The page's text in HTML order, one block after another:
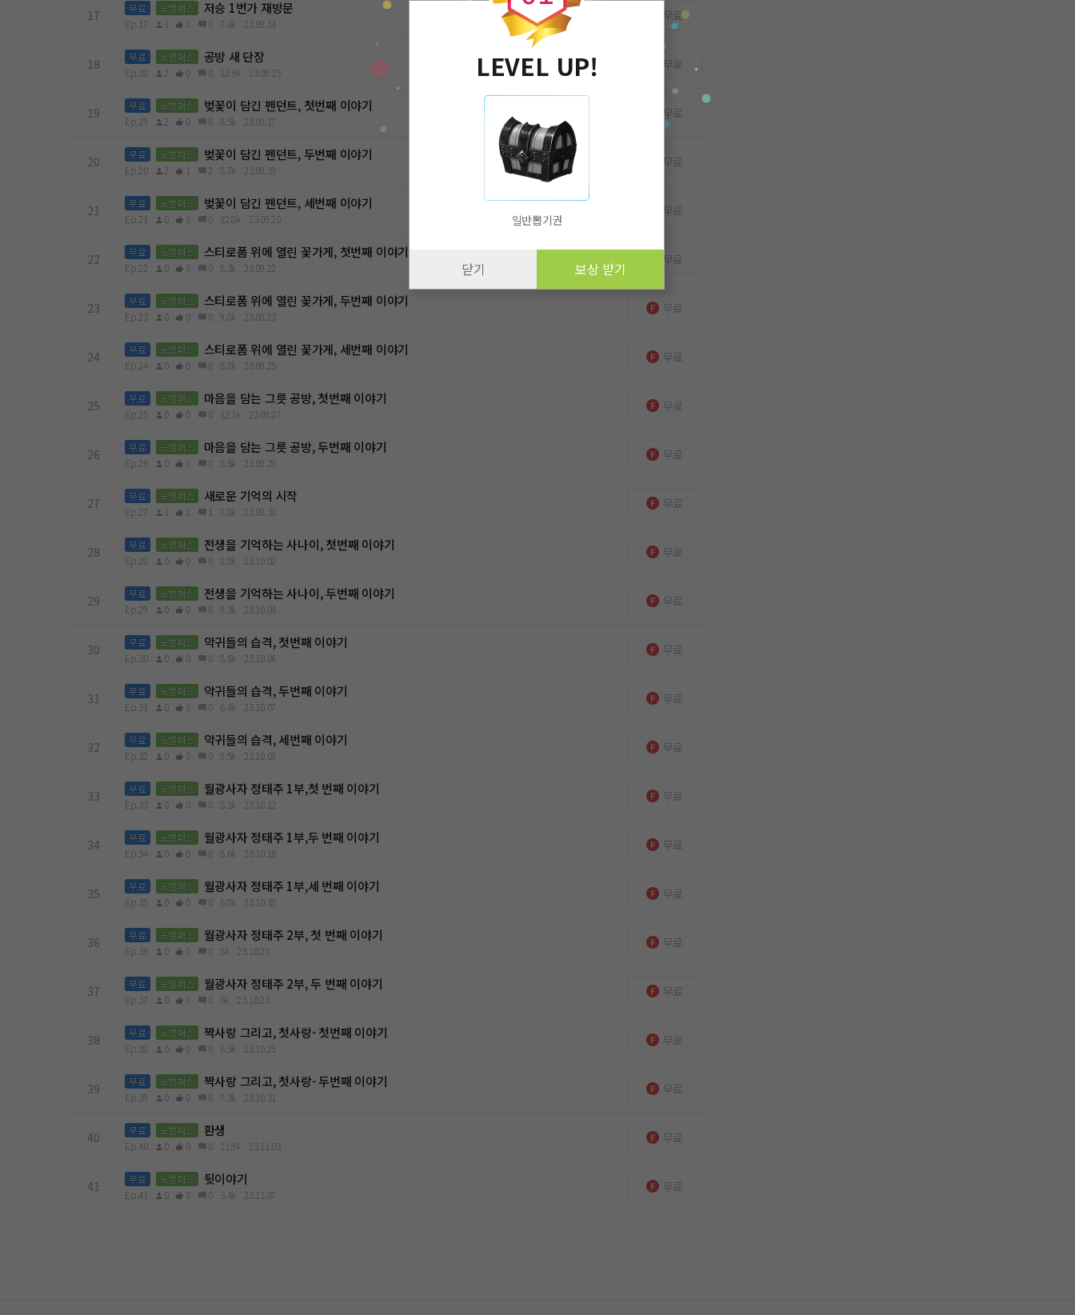
17 무료 노벨패스 저승 1번가 재방문
Ep.17 1 0 0 7.4k 23.09.14
무료
18 무료 노벨패스 공방 새 단장
Ep.18 2 0 0 12.6k 23.09.15
무료
19 무료 노벨패스 벚꽃이 담긴 펜던트, 첫번째 이야기
Ep.19 2 0 0 8.5k 23.09.17
무료
20 무료 노벨패스 벚꽃이 담긴 펜던트, 두번째 이야기
Ep.20 2 1 2 8.7k 23.09.19
무료
21 무료 노벨패스 벚꽃이 담긴 펜던트, 세번째 이야기
Ep.21 0 0 0 12.8k 23.09.20
무료
22 무료 노벨패스 스티로폼 위에 열린 꽃가게, 첫번째 이야기
Ep.22 0 0 0 8.3k 23.09.22
무료
23 무료 노벨패스 스티로폼 위에 열린 꽃가게, 두번째 이야기
Ep.23 0 0 0 9.8k 23.09.23
무료
24 무료 노벨패스 스티로폼 위에 열린 꽃가게, 세번째 이야기
Ep.24 0 0 0 8.2k 23.09.25
무료
25 무료 노벨패스 마음을 담는 그릇 공방, 첫번째 이야기
Ep.25 0 0 0 12.1k 23.09.27
무료
26 무료 노벨패스 마음을 담는 그릇 공방, 두번째 이야기
Ep.26 0 0 0 8.6k 23.09.29
무료
27 무료 노벨패스 새로운 기억의 시작
Ep.27 1 1 1 8.8k 23.09.30
무료
28 무료 노벨패스 전생을 기억하는 사나이, 첫번째 이야기
Ep.28 0 0 0 8.8k 23.10.02
무료
29 무료 노벨패스 전생을 기억하는 사나이, 두번째 이야기
Ep.29 0 0 0 9.3k 23.10.04
무료
30 무료 노벨패스 악귀들의 습격, 첫번째 이야기
Ep.30 0 0 0 8.6k 23.10.06
무료
31 무료 노벨패스 악귀들의 습격, 두번째 이야기
Ep.31 0 0 0 6.4k 23.10.07
무료
32 무료 노벨패스 악귀들의 습격, 세번째 이야기
Ep.32 0 0 0 9.5k 23.10.09
무료
33 무료 노벨패스 월광사자 정태주 1부,첫 번째 이야기
Ep.33 0 0 0 8.1k 23.10.12
무료
34 무료 노벨패스 월광사자 정태주 1부,두 번째 이야기
Ep.34 0 0 0 8.6k 23.10.16
무료
35 무료 노벨패스 월광사자 정태주 1부,세 번째 이야기
Ep.35 0 0 0 6.8k 23.10.18
무료
36 무료 노벨패스 월광사자 정태주 2부, 첫 번째 이야기
Ep.36 0 0 0 8k 23.10.20
무료
37 무료 노벨패스 월광사자 정태주 2부, 두 번째 이야기
Ep.37 0 0 0 6k 23.10.23
무료
38 무료 노벨패스 짝사랑 그리고, 첫사랑- 첫번째 이야기
Ep.38 0 0 0 6.5k 23.10.25
무료
39 무료 노벨패스 짝사랑 그리고, 첫사랑- 두번째 이야기
Ep.39 0 0 0 7.3k 23.10.31
무료
40 무료 노벨패스 환생
Ep.40 0 0 0 11.9k 23.11.03
무료
41 무료 노벨패스 뒷이야기
Ep.41 0 0 0 3.4k 23.11.07
무료
LEVEL UP!
일반뽑기권
닫기 보상 받기